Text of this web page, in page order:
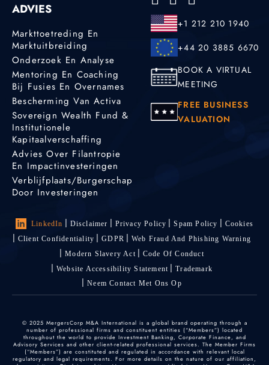
ADVIES
Markttoetreding En
Marktuitbreiding
Onderzoek En Analyse
Mentoring En Coaching
Bij Fusies En Overnames
Bescherming Van Activa
Sovereign Wealth Fund &
Institutionele
Kapitaalverschaffing
Advies Over Filantropie
En Impactinvesteringen
Verblijfplaats/burgerschap
Door Investeringen
+1 212 210 1940
+44 20 3885 6670
BOOK A VIRTUAL
MEETING
FREE BUSINESS
VALUATION
LinkedIn Disclaimer Privacy Policy Spam Policy
Cookies
Client Confidentiality
GDPR
Web Fraud And Phishing Warning
Modern Slavery Act
Code Of Conduct
Website Accessibility Statement
Trademark
Neem Contact Met Ons Op
© 2025 MergersCorp M&A International is a global brand operating through a
number of professional firms and constituent entities (“Members”) located
throughout the world to provide Investment Banking, Corporate Finance, and
Advisory Services and other client-related professional services. The Member Firms
(“Members”) are constituted and regulated in accordance with relevant local
regulatory and legal requirements. For more details on the nature of our affiliation,